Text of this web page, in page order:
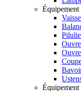
Équipement